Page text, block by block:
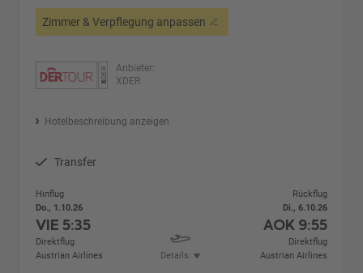
Zimmer & Verpflegung anpassen
Anbieter:
XDER
Hotelbeschreibung anzeigen
Transfer
Hinflug
Do., 1.10.26
VIE5:35
Direktflug
Austrian Airlines
Details
Rückflug
Di., 6.10.26
AOK 9:55
Direktflug
Austrian Airlines